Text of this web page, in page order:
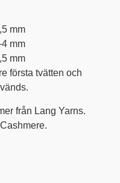
mm
mm
mm
första tvätten och
från Lang Yarns.